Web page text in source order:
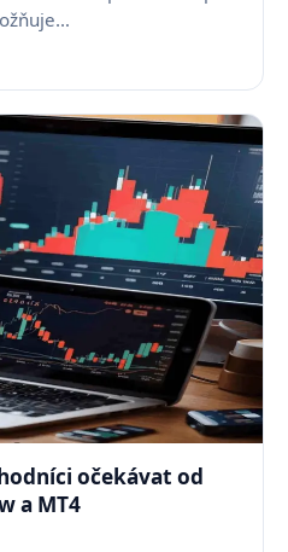
očekávat od
a MT4